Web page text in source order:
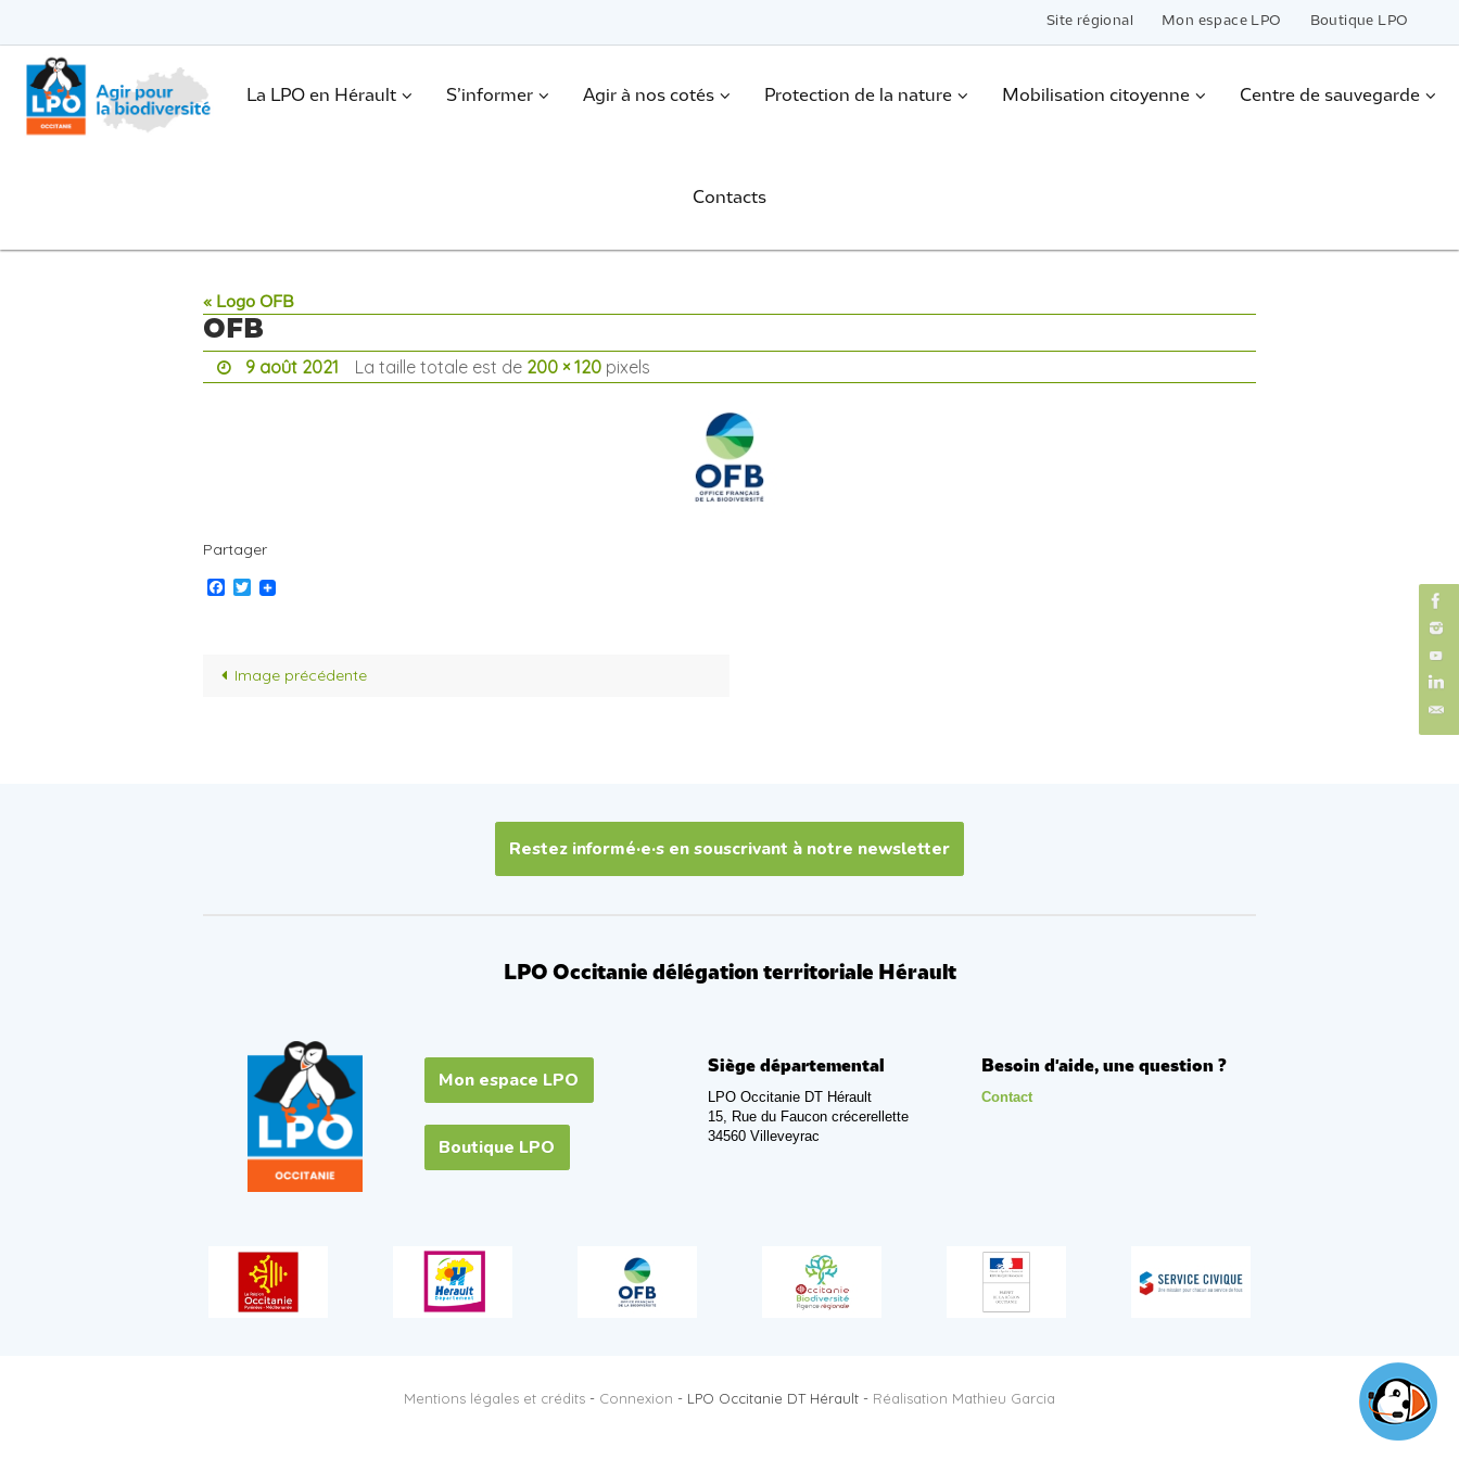
le
contenu
Site régional Mon espace LPO Boutique LPO
Passer
contenu
. La LPO en Hérault S’informer Agir à nos cotés Protection de la nature Mobilisation citoyenne Centre de sauvegarde
Contacts
« Logo OFB
OFB
9 août 2021 La taille totale est de 200 × 120pixels
Partager
Facebook
Twitter
Image précédente
Restez informé·e·s en souscrivant à notre newsletter
LPO Occitanie délégation territoriale Hérault
Mon espace LPO
Boutique LPO
Siège départemental
LPO Occitanie DT Hérault
15, Rue du Faucon crécerellette
34560 Villeveyrac
Besoin d'aide, une question ?
Contact
Mentions légales et crédits - Connexion - LPO Occitanie DT Hérault - Réalisation Mathieu Garcia